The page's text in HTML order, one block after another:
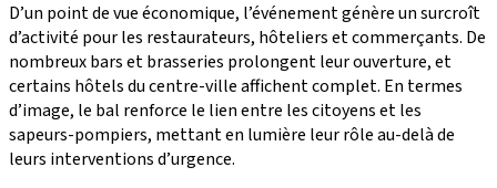
D’un point de vue économique, l’événement génère un surcroît
d’activité pour les restaurateurs, hôteliers et commerçants. De
nombreux bars et brasseries prolongent leur ouverture, et
certains hôtels du centre-ville affichent complet. En termes
d’image, le bal renforce le lien entre les citoyens et les
sapeurs-pompiers, mettant en lumière leur rôle au-delà de
leurs interventions d’urgence.